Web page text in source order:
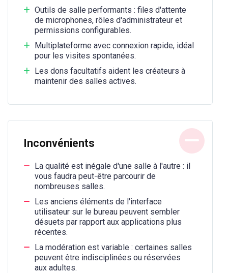
Outils de salle performants : files d'attente
de microphones, rôles d'administrateur et
permissions configurables.
Multiplateforme avec connexion rapide, idéal
pour les visites spontanées.
Les dons facultatifs aident les créateurs à
maintenir des salles actives.
Inconvénients
La qualité est inégale d'une salle à l'autre : il
vous faudra peut-être parcourir de
nombreuses salles.
Les anciens éléments de l'interface
utilisateur sur le bureau peuvent sembler
désuets par rapport aux applications plus
récentes.
La modération est variable : certaines salles
peuvent être indisciplinées ou réservées
aux adultes.